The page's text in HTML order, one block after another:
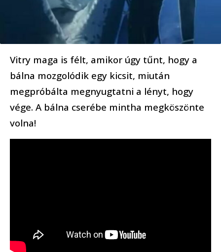
Vitry maga is félt, amikor úgy tűnt, hogy a
bálna mozgolódik egy kicsit, miután
megpróbálta megnyugtatni a lényt, hogy
vége. A bálna cserébe mintha megköszönte
volna!